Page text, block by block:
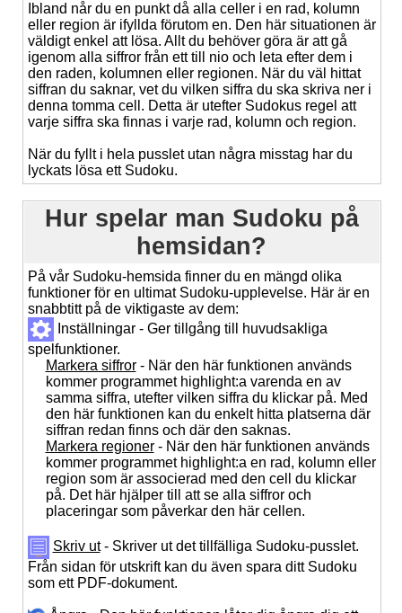
Ibland når du en punkt då alla celler i en rad, kolumn
eller region är ifyllda förutom en. Den här situationen är
väldigt enkel att lösa. Allt du behöver göra är att gå
igenom alla siffror från ett till nio och leta efter dem i
den raden, kolumnen eller regionen. När du väl hittat
siffran du saknar, vet du vilken siffra du ska skriva ner i
denna tomma cell. Detta är utefter Sudokus regel att
varje siffra ska finnas i varje rad, kolumn och region.
När du fyllt i hela pusslet utan några misstag har du
lyckats lösa ett Sudoku.
Hur spelar man Sudoku på
hemsidan?
På vår Sudoku-hemsida finner du en mängd olika
funktioner för en ultimat Sudoku-upplevelse. Här är en
snabbtitt på de viktigaste av dem:
Inställningar - Ger tillgång till huvudsakliga
spelfunktioner.
Markera siffror- När den här funktionen används
kommer programmet highlight:a varenda en av
samma siffra, utefter vilken siffra du klickar på. Med
den här funktionen kan du enkelt hitta platserna där
siffran redan finns och där den saknas.
Markera regioner- När den här funktionen används
kommer programmet highlight:a en rad, kolumn eller
region som är associerad med den cell du klickar
på. Det här hjälper till att se alla siffror och
placeringar som påverkar den här cellen.
Skriv ut- Skriver ut det tillfälliga Sudoku-pusslet.
Från sidan för utskrift kan du även spara ditt Sudoku
som ett PDF-dokument.